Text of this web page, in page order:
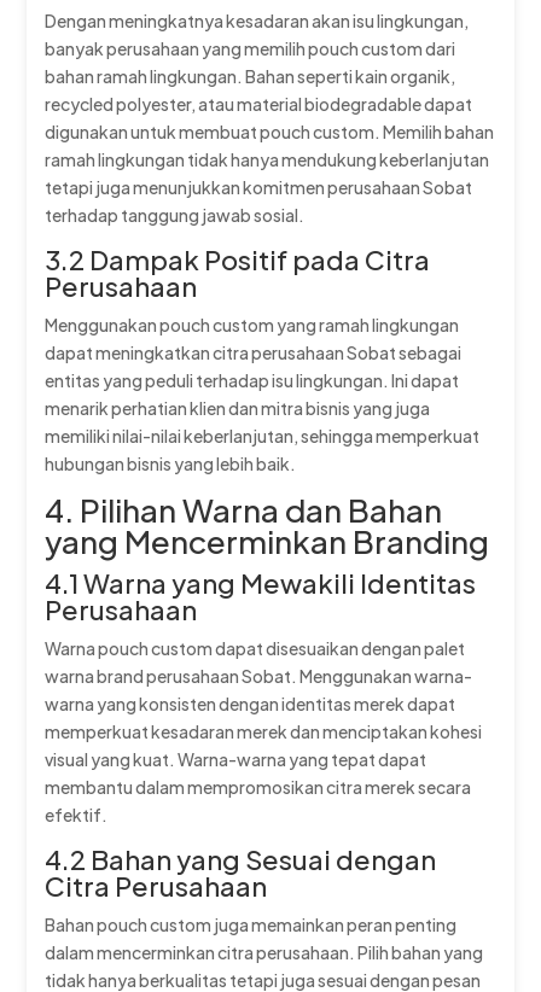
Dengan meningkatnya kesadaran akan isu lingkungan,
banyak perusahaan yang memilih pouch custom dari
bahan ramah lingkungan. Bahan seperti kain organik,
recycled polyester, atau material biodegradable dapat
digunakan untuk membuat pouch custom. Memilih bahan
ramah lingkungan tidak hanya mendukung keberlanjutan
tetapi juga menunjukkan komitmen perusahaan Sobat
terhadap tanggung jawab sosial.
3.2 Dampak Positif pada Citra
Perusahaan
Menggunakan pouch custom yang ramah lingkungan
dapat meningkatkan citra perusahaan Sobat sebagai
entitas yang peduli terhadap isu lingkungan. Ini dapat
menarik perhatian klien dan mitra bisnis yang juga
memiliki nilai-nilai keberlanjutan, sehingga memperkuat
hubungan bisnis yang lebih baik.
4. Pilihan Warna dan Bahan
yang Mencerminkan Branding
4.1 Warna yang Mewakili Identitas
Perusahaan
Warna pouch custom dapat disesuaikan dengan palet
warna brand perusahaan Sobat. Menggunakan warna-
warna yang konsisten dengan identitas merek dapat
memperkuat kesadaran merek dan menciptakan kohesi
visual yang kuat. Warna-warna yang tepat dapat
membantu dalam mempromosikan citra merek secara
efektif.
4.2 Bahan yang Sesuai dengan
Citra Perusahaan
Bahan pouch custom juga memainkan peran penting
dalam mencerminkan citra perusahaan. Pilih bahan yang
tidak hanya berkualitas tetapi juga sesuai dengan pesan